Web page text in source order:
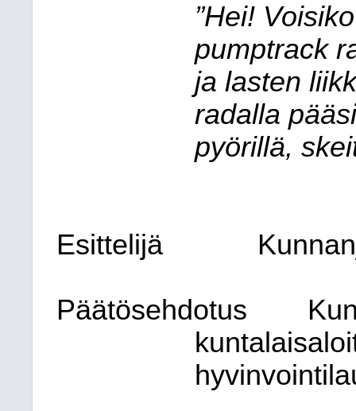
”Hei!
pumptrack
ja lasten
radalla
pyörillä,
Esittelijä
Päätösehdotus